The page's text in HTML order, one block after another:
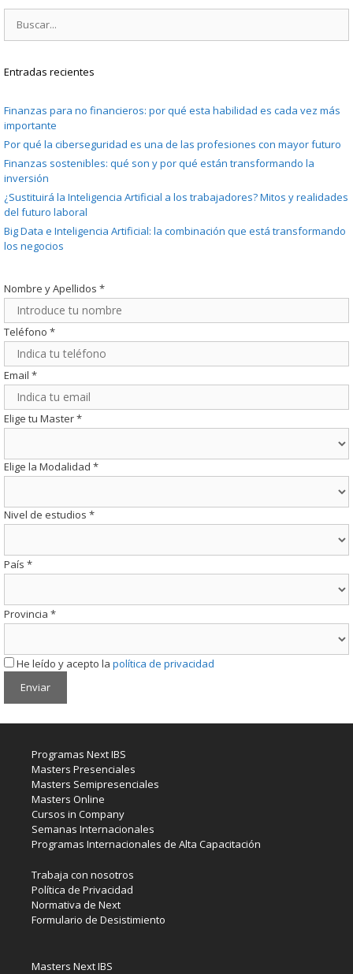
Entradas recientes
Finanzas para no financieros: por qué esta habilidad es cada vez más
importante
Por qué la ciberseguridad es una de las profesiones con mayor futuro
Finanzas sostenibles: qué son y por qué están transformando la
inversión
¿Sustituirá la Inteligencia Artificial a los trabajadores? Mitos y realidades
del futuro laboral
Big Data e Inteligencia Artificial: la combinación que está transformando
los negocios
Nombre y Apellidos *
Teléfono *
Email *
Elige tu Master*
Elige la Modalidad *
Nivel de estudios *
País *
Provincia *
He leído y acepto la política de privacidad
Programas Next IBS
Masters Presenciales
Masters Semipresenciales
Masters Online
Cursos in Company
Semanas Internacionales
Programas Internacionales de Alta Capacitación
Trabaja con nosotros
Política de Privacidad
Normativa de Next
Formulario de Desistimiento
Masters Next IBS